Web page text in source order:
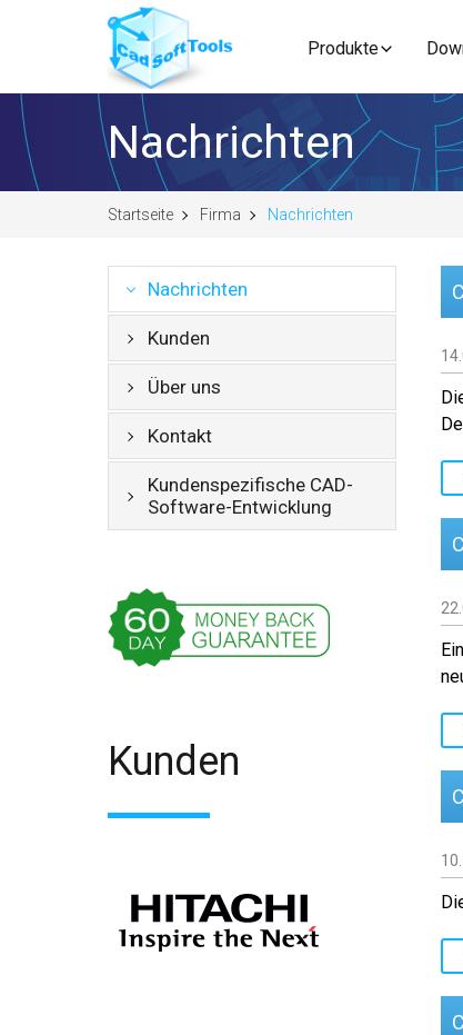
Produkte
Nachrichten
Startseite Firma Nachrichten
Nachrichten
Kunden
Über uns
Kontakt
Kundenspezifische CAD-
Software-Entwicklung
Kunden